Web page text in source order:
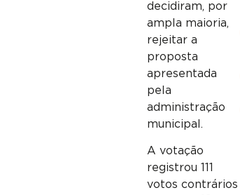
decidiram, por
ampla maioria,
rejeitar a
proposta
apresentada
pela
administração
municipal.
A votação
registrou 111
votos contrários